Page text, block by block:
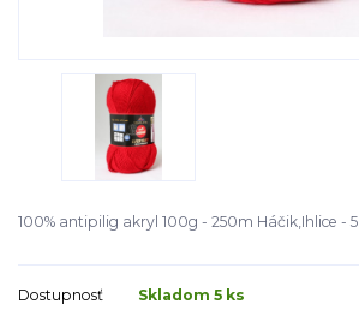
100% antipilig akryl 100g - 250m Háčik,Ihlice - 5
Dostupnosť Skladom 5 ks